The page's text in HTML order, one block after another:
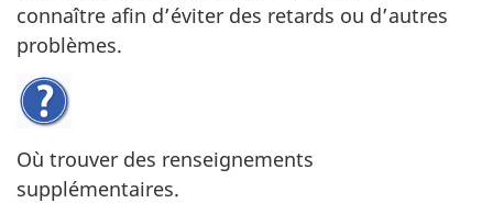
connaître afin d’éviter des retards ou d’autres
problèmes.
Où trouver des renseignements
supplémentaires.